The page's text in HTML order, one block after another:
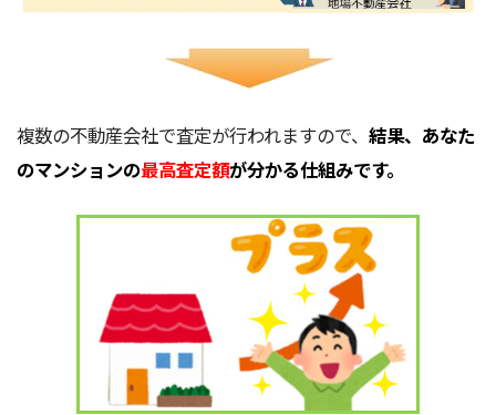
複数の不動産会社で査定が行われますので、 結果、あなた
のマンションの最高査定額が分かる仕組みです。